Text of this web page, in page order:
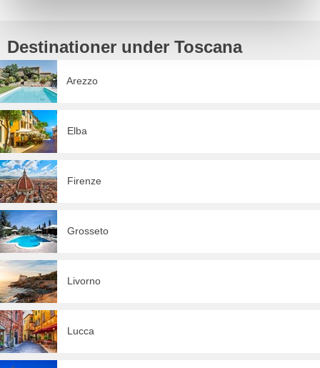
Destinationer under Toscana
Arezzo
Elba
Firenze
Grosseto
Livorno
Lucca